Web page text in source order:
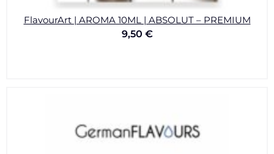
FlavourArt | AROMA 10ML | ABSOLUT – PREMIUM
9,50 €